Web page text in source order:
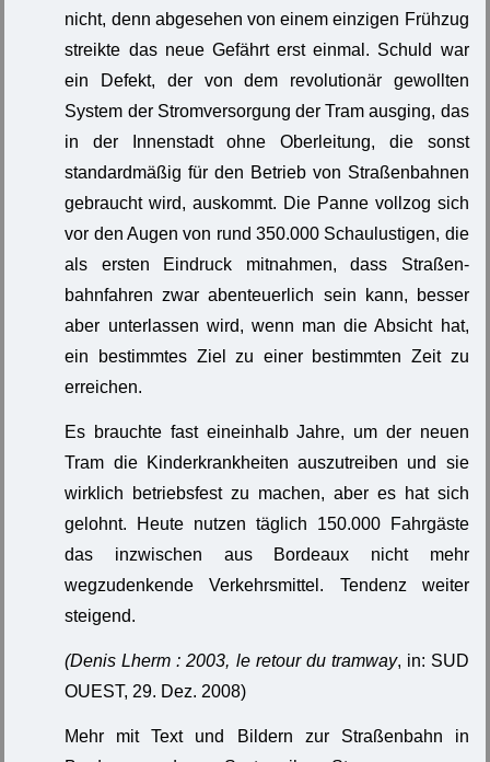
nicht, denn abgesehen von einem einzigen Frühzug
streikte das neue Gefährt erst einmal. Schuld war
ein Defekt, der von dem revolutionär gewollten
System der Stromversorgung der Tram ausging, das
in der Innenstadt ohne Oberleitung, die sonst
standardmäßig für den Betrieb von Straßenbahnen
gebraucht wird, auskommt. Die Panne vollzog sich
vor den Augen von rund 350.000 Schaulustigen, die
als ersten Eindruck mitnahmen, dass Straßen-
bahnfahren zwar abenteuerlich sein kann, besser
aber unterlassen wird, wenn man die Absicht hat,
ein bestimmtes Ziel zu einer bestimmten Zeit zu
erreichen.
Es brauchte fast eineinhalb Jahre, um der neuen
Tram die Kinderkrankheiten auszutreiben und sie
wirklich betriebsfest zu machen, aber es hat sich
gelohnt. Heute nutzen täglich 150.000 Fahrgäste
das inzwischen aus Bordeaux nicht mehr
wegzudenkende Verkehrsmittel. Tendenz weiter
steigend.
(Denis Lherm : 2003, le retour du tramway, in: SUD
OUEST, 29. Dez. 2008)
Mehr mit Text und Bildern zur Straßenbahn in